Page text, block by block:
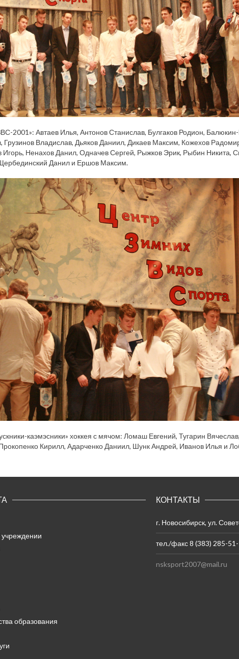
2001»: Автаев Илья, Антонов Станислав, Булгаков Родион,
Грузинов Владислав, Дьяков Даниил, Дикаев Максим, Кожехов
Ненахов Данил, Одначев Сергей, Рыжков Эрик, Рыбин Никита,
Данил и Ершов Максим.
каэмэсники» хоккея с мячом: Ломаш Евгений, Тугарин
Кирилл, Адарченко Даниил, Шунк Андрей, Иванов Илья и
образования
КОНТАКТЫ
г. Новосибирск, ул.
тел./факс 8 (383) 285-
nsksport2007@mail.ru